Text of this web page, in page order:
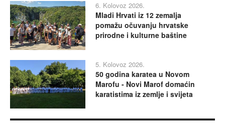
6. Kolovoz 2026.
Mladi Hrvati iz 12 zemalja
pomažu očuvanju hrvatske
prirodne i kulturne baštine
5. Kolovoz 2026.
50 godina karatea u Novom
Marofu - Novi Marof domaćin
karatistima iz zemlje i svijeta